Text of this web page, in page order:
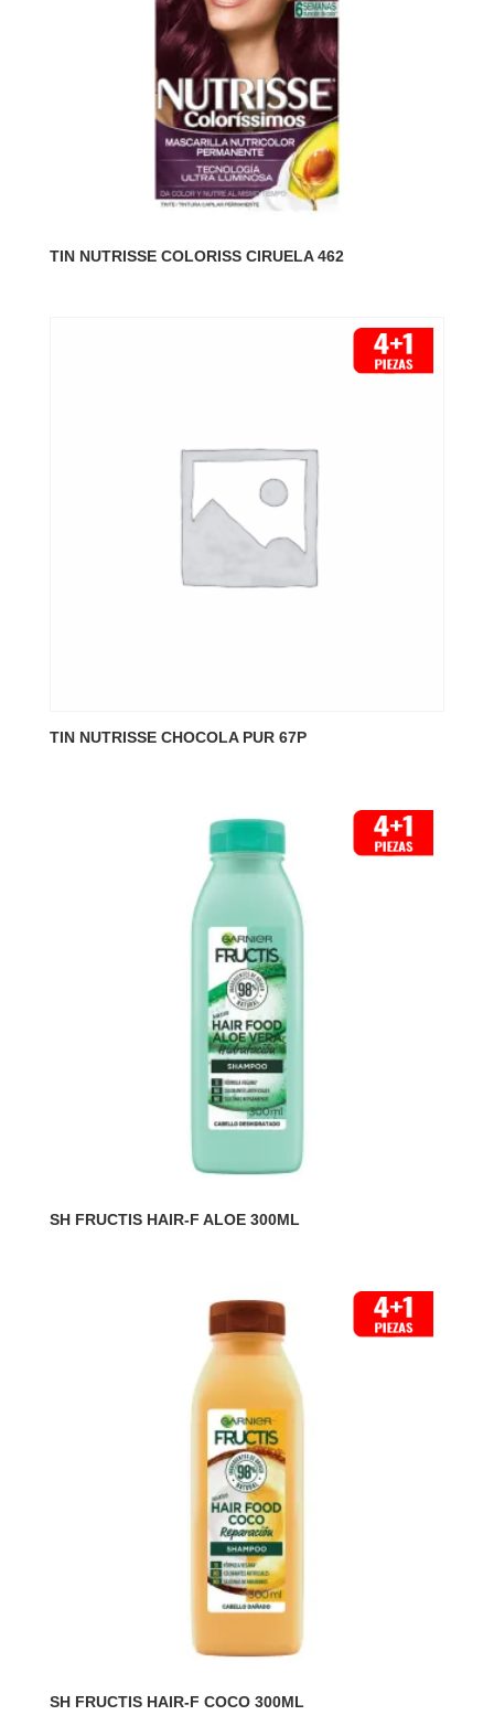
TIN NUTRISSE COLORISS CIRUELA 462
TIN NUTRISSE CHOCOLA PUR 67P
SH FRUCTIS HAIR-F ALOE 300ML
SH FRUCTIS HAIR-F COCO 300ML